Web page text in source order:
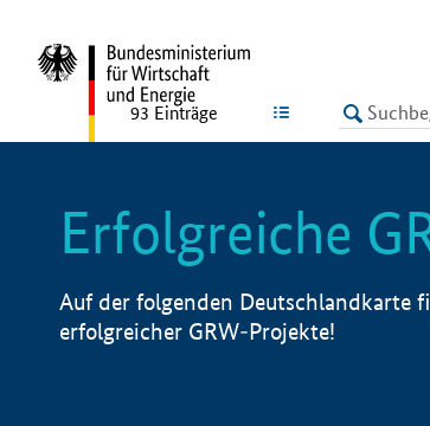
LISTE
93 Einträge
Erfolgreiche
Auf der folgenden Deutschlandkarte
erfolgreicher GRW-Projekte!